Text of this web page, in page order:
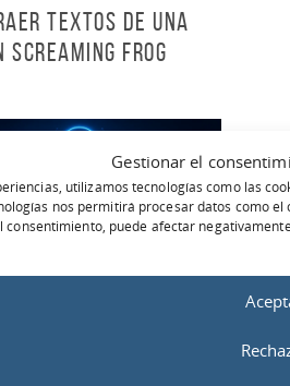
Gestionar el
utilizamos tecnologías como las
nos permitirá procesar datos como
puede afectar
textos de una
Screaming Frog